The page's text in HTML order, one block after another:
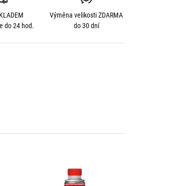
do 24 hod.
Výměna velikostiZDARMA
do 30 dní